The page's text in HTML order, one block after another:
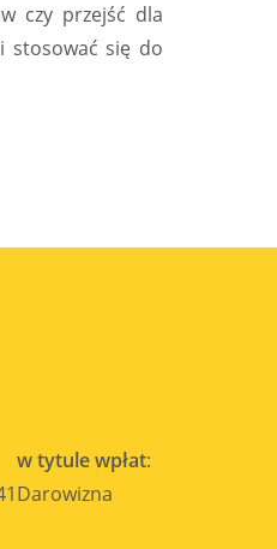
czy przejść dla
stosować się do
w tytule wpłat:
Darowizna